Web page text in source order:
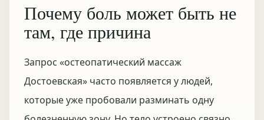
Почему боль может быть не
там, где причина
Запрос «остеопатический массаж
Достоевская» часто появляется у людей,
которые уже пробовали разминать одну